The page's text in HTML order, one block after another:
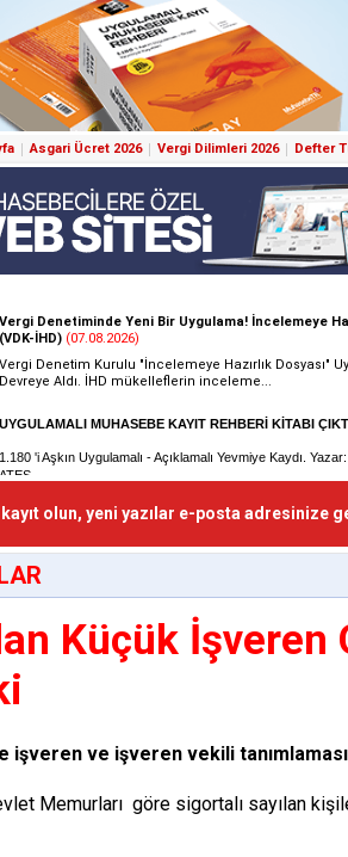
Asgari Ücret 2026 Vergi Dilimleri 2026 Defter
olun, yeni yazılar e-posta adresinize
Küçük İşveren
işveren ve işveren vekili tanımlaması
Memurları göre sigortalı sayılan